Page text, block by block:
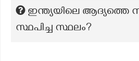
ഇന്ത്യയിലെ
സ്ഥപിച്ച സ്ഥലം?